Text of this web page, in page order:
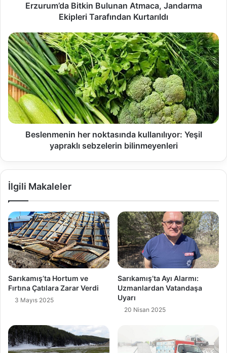
Erzurum’da Bitkin Bulunan Atmaca, Jandarma
Ekipleri Tarafından Kurtarıldı
Beslenmenin her noktasında kullanılıyor: Yeşil
yapraklı sebzelerin bilinmeyenleri
İlgili Makaleler
Sarıkamış’ta Hortum ve
Fırtına Çatılara Zarar Verdi
3 Mayıs 2025
Sarıkamış’ta Ayı Alarmı:
Uzmanlardan Vatandaşa
Uyarı
20 Nisan 2025